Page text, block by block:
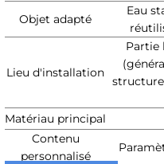
Objet adapté
Eau
Lieu d'installation
Partie
Matériau principal
Contenu
personnalisé